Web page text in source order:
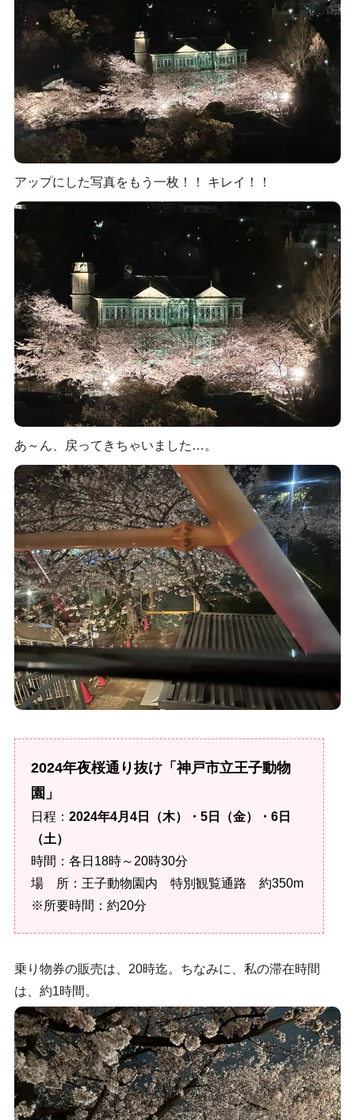
アップにした写真をもう一枚！！ キレイ！！
あ～ん、戻ってきちゃいました…。
2024年夜桜通り抜け「神戸市立王子動物
園」
日程： 2024年4月4日（木）・5日（金）・6日
（土）
時間：各日18時～20時30分
場 所：王子動物園内 特別観覧通路 約350m
※所要時間：約20分
乗り物券の販売は、20時迄。ちなみに、私の滞在時間
は、約1時間。